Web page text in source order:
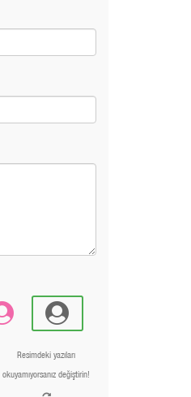
Resimdeki yazıları
okuyamıyorsanız değiştirin!